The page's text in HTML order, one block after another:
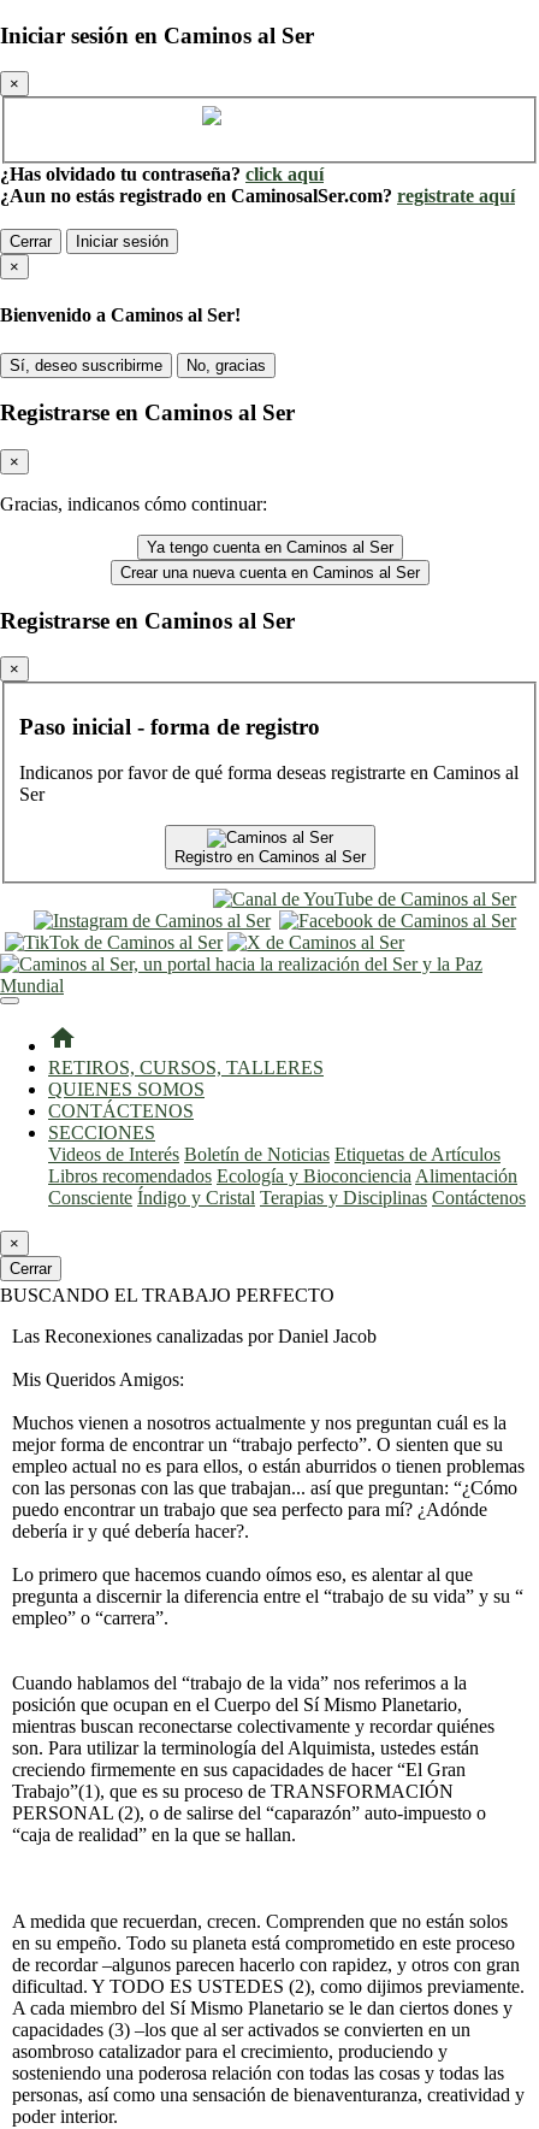
Iniciar sesión en Caminos al Ser
×
¿Has olvidado tu contraseña? click aquí
¿Aun no estás registrado en CaminosalSer.com? registrate aquí
Cerrar
Iniciar sesión
×
Bienvenido a Caminos al Ser!
Sí, deseo suscribirme No, gracias
Registrarse en Caminos al Ser
×
Gracias, indicanos cómo continuar:
Ya tengo cuenta en Caminos al Ser
Crear una nueva cuenta en Caminos al Ser
Registrarse en Caminos al Ser
×
Paso inicial - forma de registro
Indicanos por favor de qué forma deseas registrarte en Caminos al
Ser
Registro en Caminos al Ser
home
RETIROS, CURSOS, TALLERES
QUIENES SOMOS
CONTÁCTENOS
SECCIONES
Videos de Interés Boletín de Noticias Etiquetas de Artículos
Libros recomendados Ecología y Bioconciencia Alimentación
Consciente Índigo y Cristal Terapias y Disciplinas Contáctenos
×
Cerrar
BUSCANDO EL TRABAJO PERFECTO
Las Reconexiones canalizadas por Daniel Jacob
Mis Queridos Amigos:
Muchos vienen a nosotros actualmente y nos preguntan cuál es la
mejor forma de encontrar un “trabajo perfecto”. O sienten que su
empleo actual no es para ellos, o están aburridos o tienen problemas
con las personas con las que trabajan... así que preguntan: “¿Cómo
puedo encontrar un trabajo que sea perfecto para mí? ¿Adónde
debería ir y qué debería hacer?.
Lo primero que hacemos cuando oímos eso, es alentar al que
pregunta a discernir la diferencia entre el “trabajo de su vida” y su “
empleo” o “carrera”.
Cuando hablamos del “trabajo de la vida” nos referimos a la
posición que ocupan en el Cuerpo del Sí Mismo Planetario,
mientras buscan reconectarse colectivamente y recordar quiénes
son. Para utilizar la terminología del Alquimista, ustedes están
creciendo firmemente en sus capacidades de hacer “El Gran
Trabajo”(1), que es su proceso de TRANSFORMACIÓN
PERSONAL (2), o de salirse del “caparazón” auto-impuesto o
“caja de realidad” en la que se hallan.
A medida que recuerdan, crecen. Comprenden que no están solos
en su empeño. Todo su planeta está comprometido en este proceso
de recordar –algunos parecen hacerlo con rapidez, y otros con gran
dificultad. Y TODO ES USTEDES (2), como dijimos previamente.
A cada miembro del Sí Mismo Planetario se le dan ciertos dones y
capacidades (3) –los que al ser activados se convierten en un
asombroso catalizador para el crecimiento, produciendo y
sosteniendo una poderosa relación con todas las cosas y todas las
personas, así como una sensación de bienaventuranza, creatividad y
poder interior.